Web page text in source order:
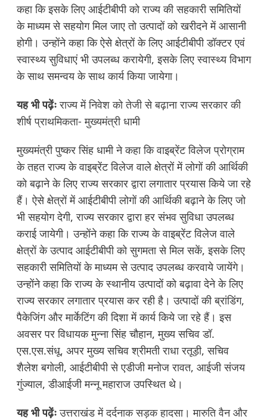
कहा कि इसके लिए आईटीबीपी को राज्य की सहकारी समितियों
के माध्यम से सहयोग मिल जाए तो उत्पादों को खरीदने में आसानी
होगी। उन्होंने कहा कि ऐसे क्षेत्रों के लिए आईटीबीपी डॉक्टर एवं
स्वास्थ्य सुविधाएं भी उपलब्ध करायेगी, इसके लिए स्वास्थ्य विभाग
के साथ समन्वय के साथ कार्य किया जायेगा।
यह भी पढ़ेंः राज्य में निवेश को तेजी से बढ़ाना राज्य सरकार की
शीर्ष प्राथमिकता- मुख्यमंत्री धामी
मुख्यमंत्री पुष्कर सिंह धामी ने कहा कि वाइब्रेंट विलेज प्रोग्राम
के तहत राज्य के वाइब्रेंट विलेज वाले क्षेत्रों में लोगों की आर्थिकी
को बढ़ाने के लिए राज्य सरकार द्वारा लगातार प्रयास किये जा रहे
हैं। ऐसे क्षेत्रों में आईटीबीपी लोगों की आर्थिकी बढ़ाने के लिए जो
भी सहयोग देगी, राज्य सरकार द्वारा हर संभव सुविधा उपलब्ध
कराई जायेगी। उन्होंने कहा कि राज्य के वाइब्रेंट विलेज वाले
क्षेत्रों के उत्पाद आईटीबीपी को सुगमता से मिल सकें, इसके लिए
सहकारी समितियों के माध्यम से उत्पाद उपलब्ध करवाये जायेंगे।
उन्होंने कहा कि राज्य के स्थानीय उत्पादों को बढ़ावा देने के लिए
राज्य सरकार लगातार प्रयास कर रही है। उत्पादों की ब्रांडिंग,
पैकेजिंग और मार्केटिंग की दिशा में कार्य किये जा रहे हैं। इस
अवसर पर विधायक मुन्ना सिंह चौहान, मुख्य सचिव डॉ.
एस.एस.संधू, अपर मुख्य सचिव श्रीमती राधा रतूड़ी, सचिव
शैलेश बगोली, आईटीबीपी से एडीजी मनोज रावत, आईजी संजय
गुंज्याल, डीआईजी मन्नू महाराज उपस्थित थे।
यह भी पढ़ेंः उत्तराखंड में दर्दनाक सड़क हादसा। मारुति वैन और